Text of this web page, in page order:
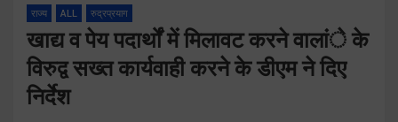
राज्य ALL रुद्रप्रयाग
खाद्य व पेय पदार्थों में मिलावट करने वालांे के
विरुद्व सख्त कार्यवाही करने के डीएम ने दिए
निर्देश